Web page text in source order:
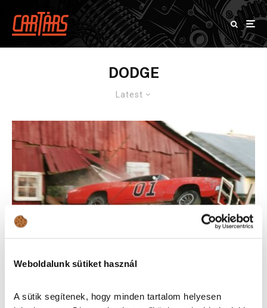
Weboldalunk sütiket használ
A sütik segítenek, hogy minden tartalom helyesen
DODGE
Latest
Híres autók a tévéből: Hazárd megye lordjai